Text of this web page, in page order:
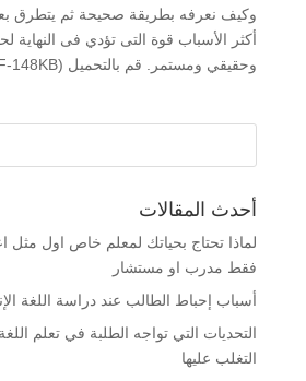
وكيف نعرفه بطريقة صحيحة ثم يتطرق
أكثر الأسباب قوة التى تؤدي فى النهاية
وحقيقي ومستمر. قم بالتحميل Article (PDF-148KB)...
أحدث المقالات
لماذا تحتاج بحياتك لمعلم خاص اول مثل
فقط مدرب او مستشار
أسباب إحباط الطالب عند دراسة اللغة
التحديات التي تواجه الطلبة في تعلم اللغة
التغلب عليها